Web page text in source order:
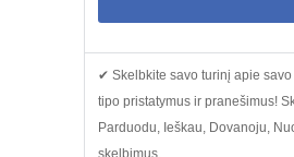
✔ Skelbkite savo turinį apie
tipo pristatymus ir pranešimus!
Parduodu, Ieškau, Dovanoju,
skelbimus.